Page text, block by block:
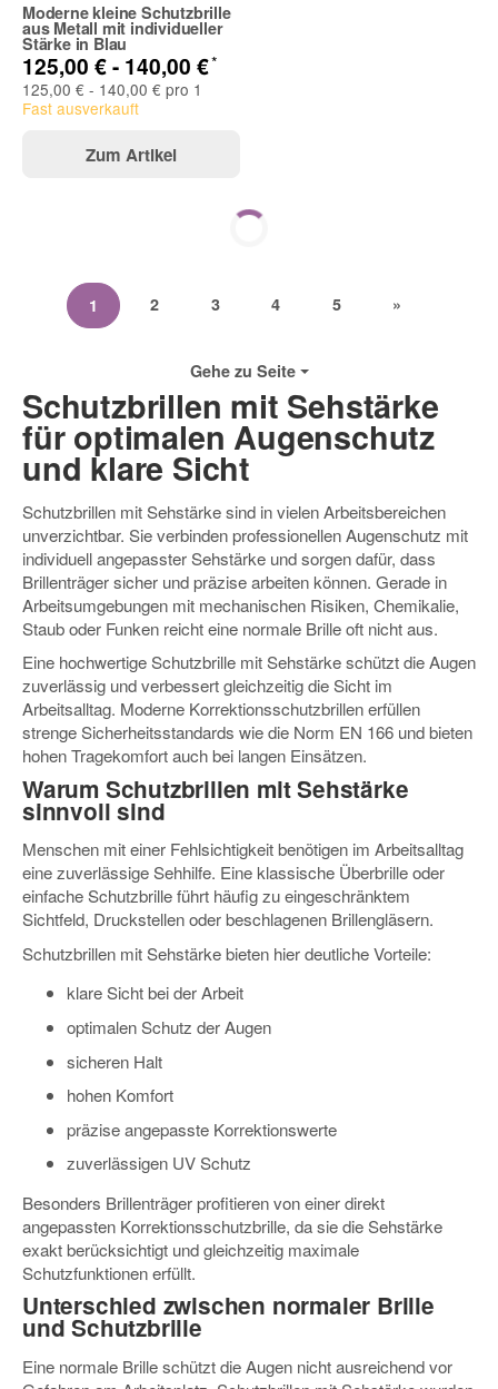
Moderne kleine Schutzbrille
aus Metall mit individueller
Stärke in Blau
125,00 € - 140,00 €*
125,00 € - 140,00 € pro 1
Fast ausverkauft
Zum Artikel
1 2 3 4 5 »
Gehe zu Seite
Schutzbrillen mit Sehstärke
für optimalen Augenschutz
und klare Sicht
Schutzbrillen mit Sehstärke sind in vielen Arbeitsbereichen
unverzichtbar. Sie verbinden professionellen Augenschutz mit
individuell angepasster Sehstärke und sorgen dafür, dass
Brillenträger sicher und präzise arbeiten können. Gerade in
Arbeitsumgebungen mit mechanischen Risiken, Chemikalie,
Staub oder Funken reicht eine normale Brille oft nicht aus.
Eine hochwertige Schutzbrille mit Sehstärke schützt die Augen
zuverlässig und verbessert gleichzeitig die Sicht im
Arbeitsalltag. Moderne Korrektionsschutzbrillen erfüllen
strenge Sicherheitsstandards wie die Norm EN 166 und bieten
hohen Tragekomfort auch bei langen Einsätzen.
Warum Schutzbrillen mit Sehstärke
sinnvoll sind
Menschen mit einer Fehlsichtigkeit benötigen im Arbeitsalltag
eine zuverlässige Sehhilfe. Eine klassische Überbrille oder
einfache Schutzbrille führt häufig zu eingeschränktem
Sichtfeld, Druckstellen oder beschlagenen Brillengläsern.
Schutzbrillen mit Sehstärke bieten hier deutliche Vorteile:
klare Sicht bei der Arbeit
optimalen Schutz der Augen
sicheren Halt
hohen Komfort
präzise angepasste Korrektionswerte
zuverlässigen UV Schutz
Besonders Brillenträger profitieren von einer direkt
angepassten Korrektionsschutzbrille, da sie die Sehstärke
exakt berücksichtigt und gleichzeitig maximale
Schutzfunktionen erfüllt.
Unterschied zwischen normaler Brille
und Schutzbrille
Eine normale Brille schützt die Augen nicht ausreichend vor